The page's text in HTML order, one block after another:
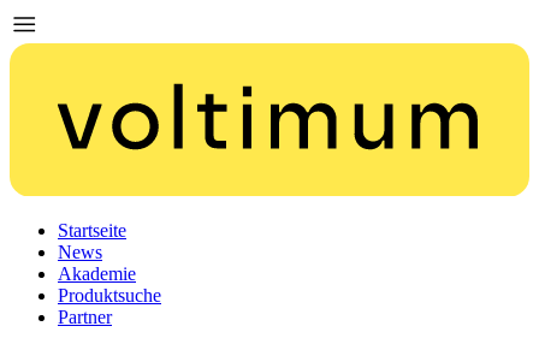
Startseite
News
Akademie
Produktsuche
Partner